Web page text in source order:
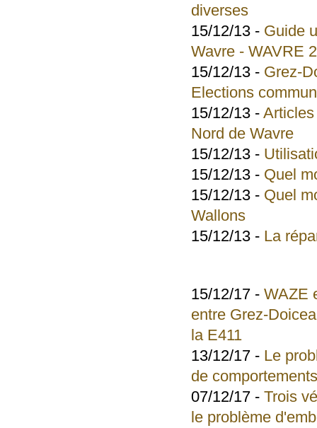
diverses
15/12/13 - Guide
Wavre - WAVRE
15/12/13 - Grez-
Elections
15/12/13 -
Nord de Wavre
15/12/13 -
15/12/13 - Quel
15/12/13 - Quel
Wallons
15/12/13 - La
15/12/17 - WAZE
entre Grez-
la E411
13/12/17 - Le
de comportements
07/12/17 - Trois
le problème